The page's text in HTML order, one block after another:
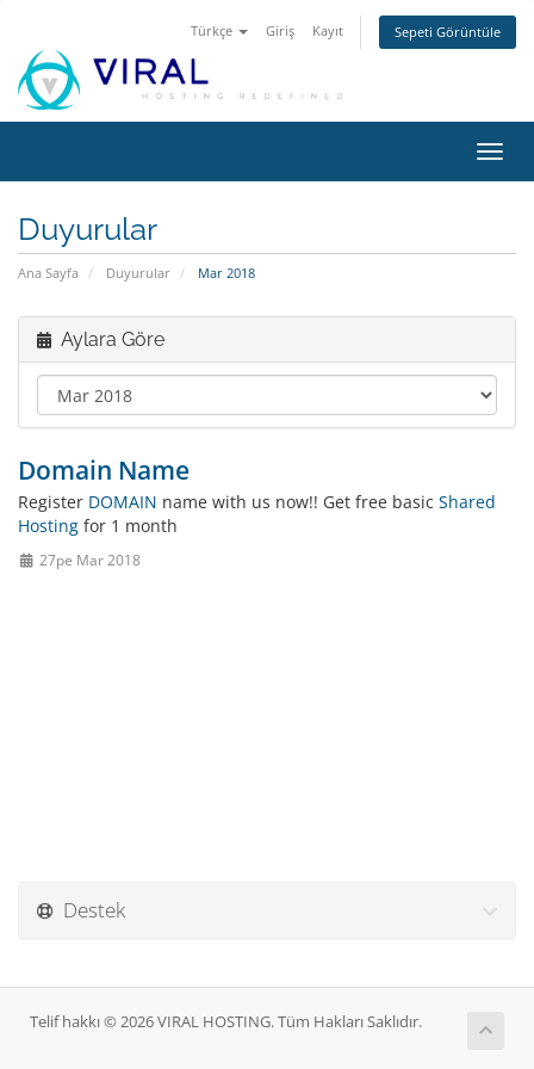
Türkçe Giriş Kayıt Sepeti Görüntüle
Duyurular
Ana Sayfa Duyurular Mar 2018
Aylara Göre
Domain Name
Register DOMAIN name with us now!! Get free basic Shared
Hosting for 1 month
27pe Mar 2018
Destek
Telif hakkı © 2026 VIRAL HOSTING. Tüm Hakları Saklıdır.